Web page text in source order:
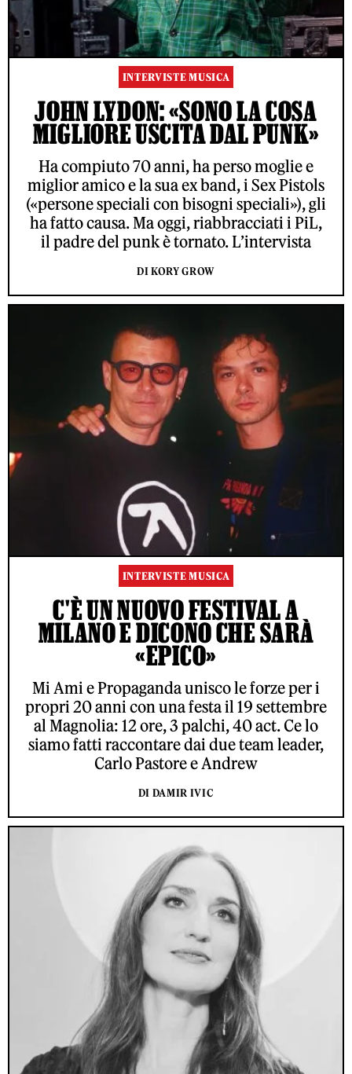
INTERVISTE MUSICA
JOHN LYDON: «SONO LA COSA
MIGLIORE USCITA DAL PUNK»
Ha compiuto 70 anni, ha perso moglie e
miglior amico e la sua ex band, i Sex Pistols
(«persone speciali con bisogni speciali»), gli
ha fatto causa. Ma oggi, riabbracciati i PiL,
il padre del punk è tornato. L’intervista
DI KORY GROW
INTERVISTE MUSICA
C'È UN NUOVO FESTIVAL A
MILANO E DICONO CHE SARÀ
«EPICO»
Mi Ami e Propaganda unisco le forze per i
propri 20 anni con una festa il 19 settembre
al Magnolia: 12 ore, 3 palchi, 40 act. Ce lo
siamo fatti raccontare dai due team leader,
Carlo Pastore e Andrew
DI DAMIR IVIC